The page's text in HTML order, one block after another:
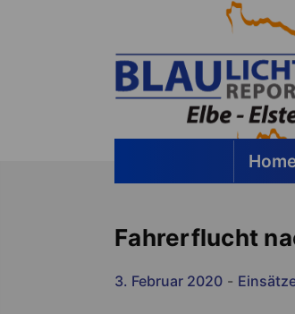
Fahrerflucht
3. Februar 2020 -